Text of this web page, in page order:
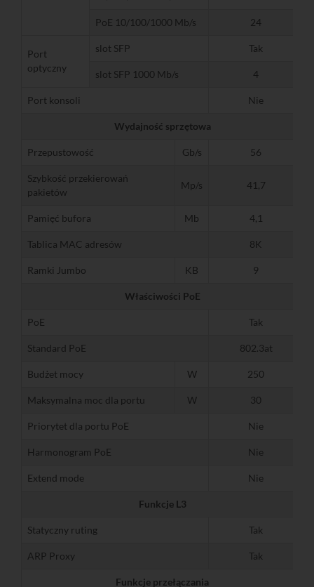
PoE 10/100/1000 Mb/s 24
Port
optyczny
slot SFP Tak
slot SFP 1000 Mb/s 4
Port konsoli Nie
Wydajność sprzętowa
Przepustowość Gb/s 56
Szybkość przekierowań
pakietów
Mp/s 41,7
Pamięć bufora Mb 4,1
Tablica MAC adresów 8K
Ramki Jumbo KB 9
Właściwości PoE
PoE Tak
Standard PoE 802.3at
Budżet mocy W 250
Maksymalna moc dla portu W 30
Priorytet dla portu PoE Nie
Harmonogram PoE Nie
Extend mode Nie
Funkcje L3
Statyczny ruting Tak
ARP Proxy Tak
Funkcje przełączania